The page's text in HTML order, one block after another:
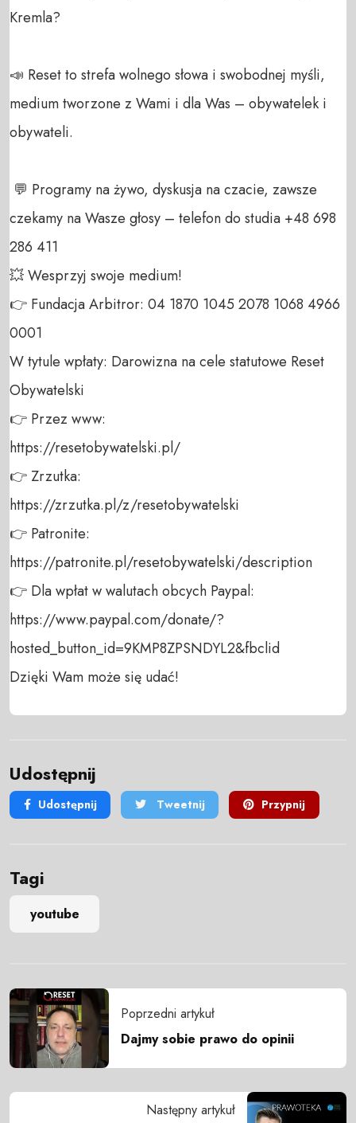
Kremla?
📣 Reset to strefa wolnego słowa i swobodnej myśli,
medium tworzone z Wami i dla Was – obywatelek i
obywateli.
czekamy na Wasze głosy – telefon do studia +48 698
286 411
💥 Wesprzyj swoje medium!
👉 Fundacja Arbitror: 04 1870 1045 2078 1068 4966
0001
W tytule wpłaty: Darowizna na cele statutowe Reset
Obywatelski
👉 Przez www:
https://resetobywatelski.pl/
👉 Zrzutka:
https://zrzutka.pl/z/resetobywatelski
👉 Patronite:
https://patronite.pl/resetobywatelski/description
👉 Dla wpłat w walutach obcych Paypal:
https://www.paypal.com/donate/?
hosted_button_id=9KMP8ZPSNDYL2&fbclid
Dzięki Wam może się udać!
Udostępnij
Udostępnij Tweetnij Przypnij
Tagi
youtube
Poprzedni artykuł
Dajmy sobie prawo do opinii
Następny artykuł